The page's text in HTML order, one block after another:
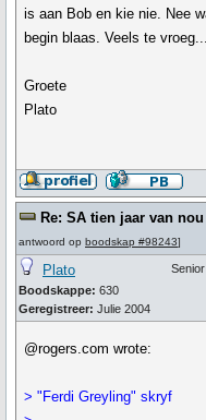
is aan Bob en kie nie. Nee
begin blaas. Veels te vroeg...
Groete
Plato
Re: SA tien jaar van nou
antwoord op boodskap #98243]
Plato
Boodskappe: 630
Geregistreer: Julie 2004
@rogers.com wrote:
> "Ferdi Greyling" skryf